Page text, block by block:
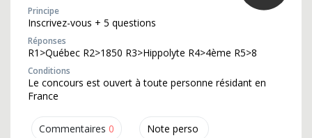
Commentaires 0 Note perso
Principe
Inscrivez-vous + 5 questions
Réponses
R1>Québec R2>1850 R3>Hippolyte R4>4ème R5>8
Conditions
Le concours est ouvert à toute personne résidant en
France